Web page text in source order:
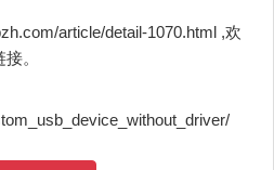
article/detail-1070.html ,欢
。